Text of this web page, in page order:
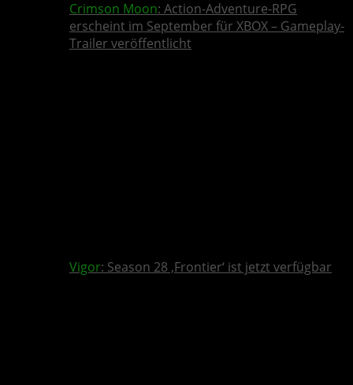
Crimson Moon: Action-Adventure-RPG
erscheint im September für XBOX – Gameplay-
Trailer veröffentlicht
Vigor: Season 28 ‚Frontier‘ ist jetzt verfügbar